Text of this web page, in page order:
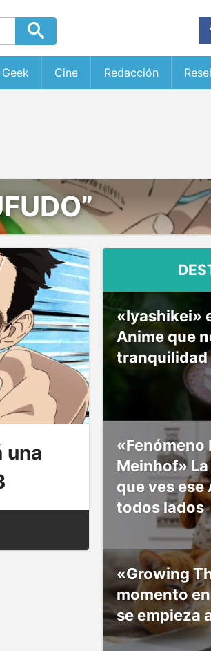
Cine Redacción
una
«Iyashikei»
Anime que
tranquilidad
«Fenómeno
Meinhof»
que ves ese
todos lados
«Growing
momento
se empieza